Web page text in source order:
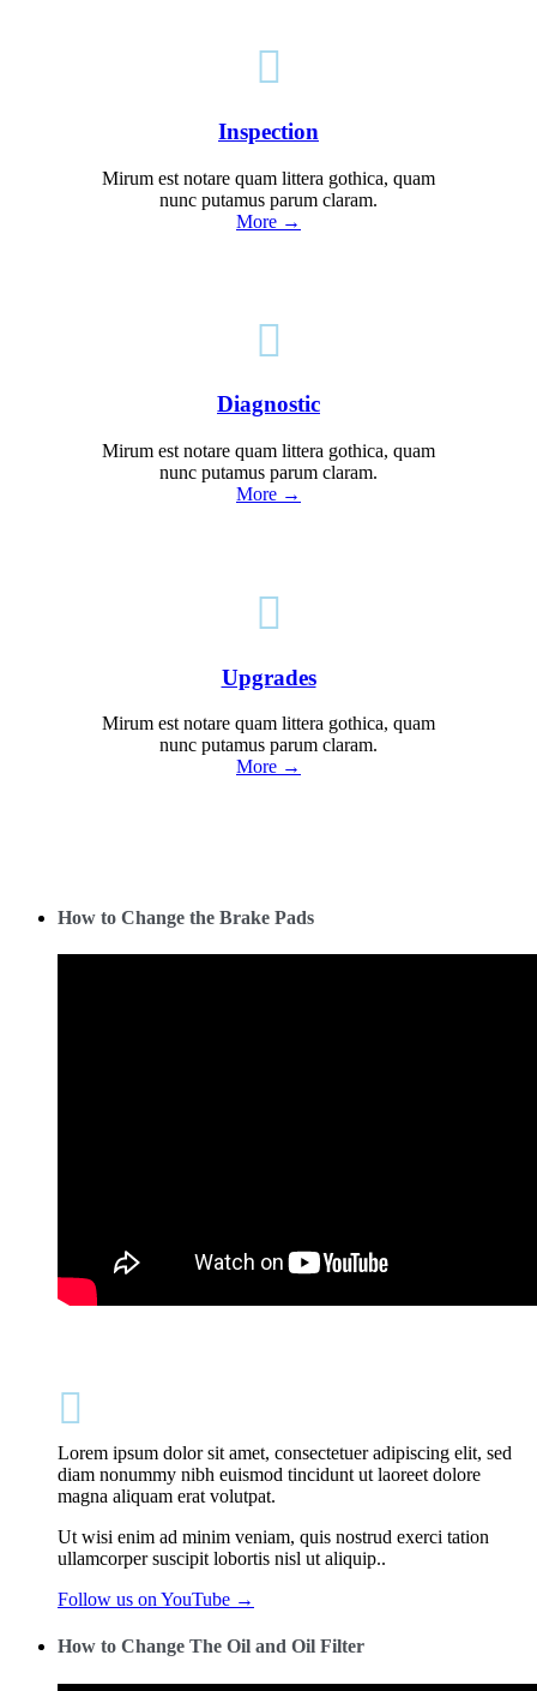

Inspection
Mirum est notare quam littera gothica, quam
nunc putamus parum claram.
More →

Diagnostic
Mirum est notare quam littera gothica, quam
nunc putamus parum claram.
More →

Upgrades
Mirum est notare quam littera gothica, quam
nunc putamus parum claram.
More →
How to Change the Brake Pads

Lorem ipsum dolor sit amet, consectetuer adipiscing elit, sed
diam nonummy nibh euismod tincidunt ut laoreet dolore
magna aliquam erat volutpat.
Ut wisi enim ad minim veniam, quis nostrud exerci tation
ullamcorper suscipit lobortis nisl ut aliquip..
Follow us on YouTube →
How to Change The Oil and Oil Filter